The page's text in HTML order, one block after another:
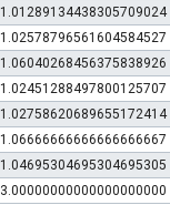
1.01289134438305709024
1.02578796561604584527
1.06040268456375838926
1.02451288497800125707
1.02758620689655172414
1.06666666666666666667
1.04695304695304695305
3.00000000000000000000